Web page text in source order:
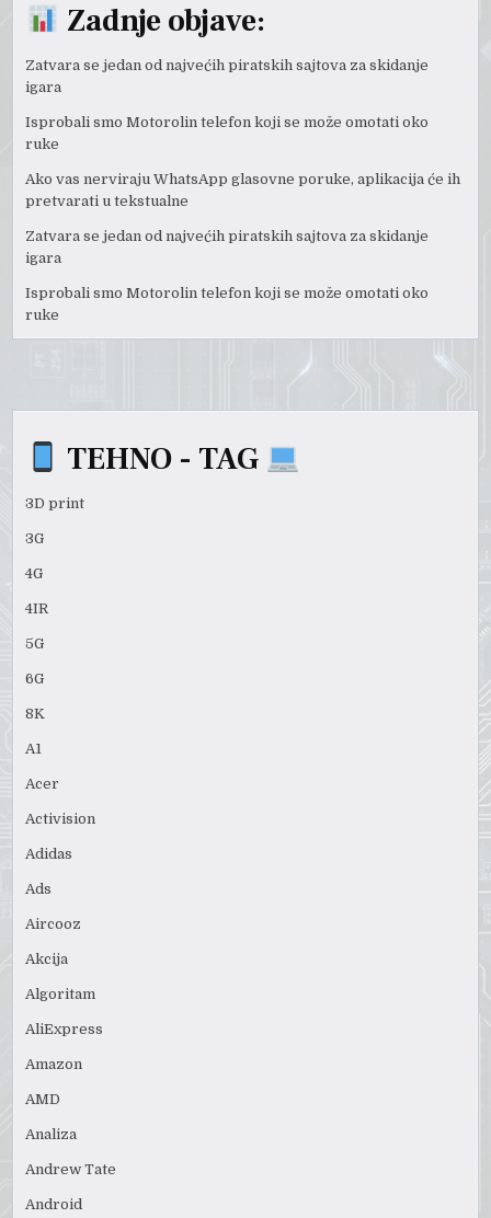
Zadnje objave:
Zatvara se jedan od najvećih piratskih sajtova za skidanje
igara
Isprobali smo Motorolin telefon koji se može omotati oko
ruke
Ako vas nerviraju WhatsApp glasovne poruke, aplikacija će ih
pretvarati u tekstualne
Zatvara se jedan od najvećih piratskih sajtova za skidanje
igara
Isprobali smo Motorolin telefon koji se može omotati oko
ruke
TEHNO - TAG
3D print
3G
4G
4IR
5G
6G
8K
A1
Acer
Activision
Adidas
Ads
Aircooz
Akcija
Algoritam
AliExpress
Amazon
AMD
Analiza
Andrew Tate
Android